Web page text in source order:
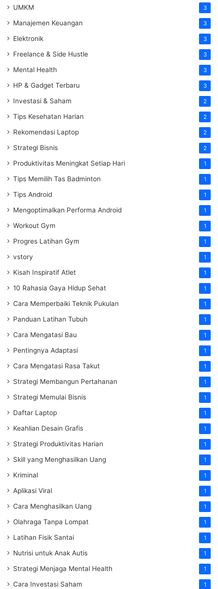
UMKM 3
Manajemen Keuangan 3
Elektronik 3
Freelance & Side Hustle 3
Mental Health 3
HP & Gadget Terbaru 3
Investasi & Saham 2
Tips Kesehatan Harian 2
Rekomendasi Laptop 2
Strategi Bisnis 2
Produktivitas Meningkat Setiap Hari 1
Tips Memilih Tas Badminton 1
Tips Android 1
Mengoptimalkan Performa Android 1
Workout Gym 1
Progres Latihan Gym 1
vstory 1
Kisah Inspiratif Atlet 1
10 Rahasia Gaya Hidup Sehat 1
Cara Memperbaiki Teknik Pukulan 1
Panduan Latihan Tubuh 1
Cara Mengatasi Bau 1
Pentingnya Adaptasi 1
Cara Mengatasi Rasa Takut 1
Strategi Membangun Pertahanan 1
Strategi Memulai Bisnis 1
Daftar Laptop 1
Keahlian Desain Grafis 1
Strategi Produktivitas Harian 1
Skill yang Menghasilkan Uang 1
Kriminal 1
Aplikasi Viral 1
Cara Menghasilkan Uang 1
Olahraga Tanpa Lompat 1
Latihan Fisik Santai 1
Nutrisi untuk Anak Autis 1
Strategi Menjaga Mental Health 1
Cara Investasi Saham 1